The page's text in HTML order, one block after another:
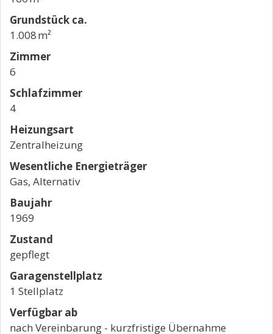
Grund­stück ca.
1.008 m²
Zimmer
6
Schlafzimmer
4
Heizungsart
Zentralheizung
Wesentliche Energieträger
Gas, Alternativ
Baujahr
1969
Zustand
gepflegt
Garagen­stellplatz
1 Stellplatz
Verfügbar ab
nach Vereinbarung - kurzfristige Übernahme